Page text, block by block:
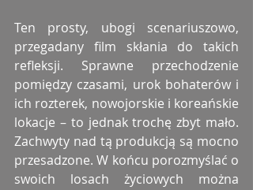
Ten prosty, ubogi scenariuszowo,
przegadany film skłania do takich
refleksji. Sprawne przechodzenie
pomiędzy czasami, urok bohaterów i
ich rozterek, nowojorskie i koreańskie
lokacje – to jednak trochę zbyt mało.
Zachwyty nad tą produkcją są mocno
przesadzone. W końcu porozmyślać o
swoich losach życiowych można